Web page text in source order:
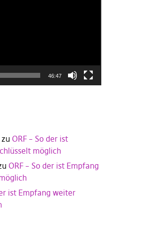
46:47
ORF – So der ist
möglich
ORF – So der ist Empfang
ist Empfang weiter